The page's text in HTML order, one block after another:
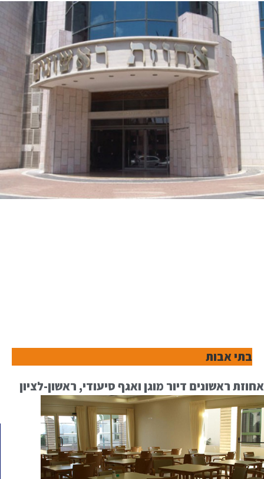
בתי אבות
אחוזת ראשונים דיור מוגן ואגף סיעודי, ראשון-לציון